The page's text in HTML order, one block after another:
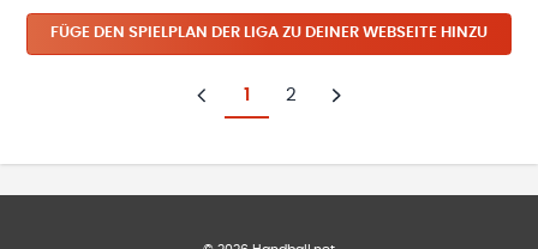
FÜGE DEN SPIELPLAN DER LIGA ZU DEINER WEBSEITE HINZU
Zurück
1 2
Weiter